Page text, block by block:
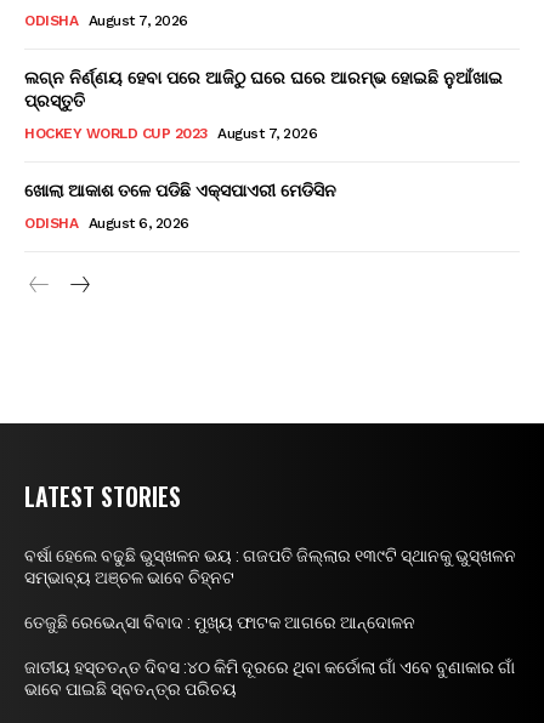
ODISHA August 7, 2026
ଲଗ୍ନ ନିର୍ଣ୍ଣୟ ହେବା ପରେ ଆଜିଠୁ ଘରେ ଘରେ ଆରମ୍ଭ ହୋଇଛି ନୁଆଁଖାଇ
ପ୍ରସ୍ତୁତି
HOCKEY WORLD CUP 2023 August 7, 2026
ଖୋଲା ଆକାଶ ତଳେ ପଡିଛି ଏକ୍ସପାଏରୀ ମେଡିସିନ
ODISHA August 6, 2026
LATEST STORIES
ବର୍ଷା ହେଲେ ବଢୁଛି ଭୁସ୍ଖଳନ ଭୟ : ଗଜପତି ଜିଲ୍ଲାର ୧୩୯ଟି ସ୍ଥାନକୁ ଭୁସ୍ଖଳନ
ସମ୍ଭାବ୍ୟ ଅଞ୍ଚଳ ଭାବେ ଚିହ୍ନଟ
ତେଜୁଛି ରେଭେନ୍ସା ବିବାଦ : ମୁଖ୍ୟ ଫାଟକ ଆଗରେ ଆନ୍ଦୋଳନ
ଜାତୀୟ ହସ୍ତତନ୍ତ ଦିବସ :୪୦ କିମି ଦୂରରେ ଥିବା କର୍ଡୋଲା ଗାଁ ଏବେ ବୁଣାକାର ଗାଁ
ଭାବେ ପାଇଛି ସ୍ବତନ୍ତ୍ର ପରିଚୟ